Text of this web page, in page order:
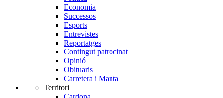
Economia
Successos
Esports
Entrevistes
Reportatges
Contingut patrocinat
Opinió
Obituaris
Carretera i Manta
Territori
Cardona